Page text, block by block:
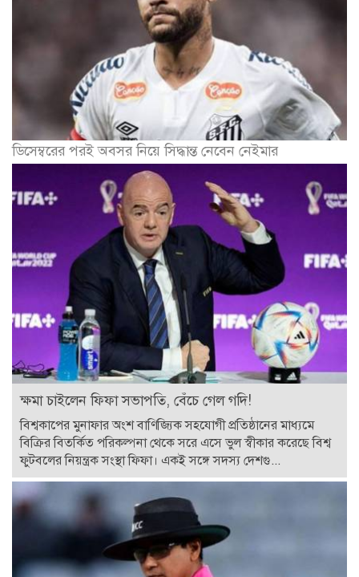
ডিসেম্বরের পরই অবসর নিয়ে সিদ্ধান্ত নেবেন নেইমার
ক্ষমা চাইলেন ফিফা সভাপতি, বেঁচে গেল গদি!
বিশ্বকাপের মুনাফার অংশ বাণিজ্যিক সহযোগী প্রতিষ্ঠানের মাধ্যমে
বিক্রির বিতর্কিত পরিকল্পনা থেকে সরে এসে ভুল স্বীকার করেছে বিশ্ব
ফুটবলের নিয়ন্ত্রক সংস্থা ফিফা। একই সঙ্গে সদস্য দেশগু...